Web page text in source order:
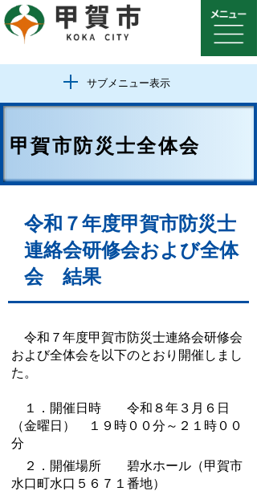
サブメニュー表示
甲賀市防災士全体会
令和７年度甲賀市防災士
連絡会研修会および全体
会 結果
令和７年度甲賀市防災士連絡会研修会
および全体会を以下のとおり開催しまし
た。
１．開催日時 令和８年３月６日
（金曜日） １９時００分～２１時００
分
２．開催場所 碧水ホール（甲賀市
水口町水口５６７１番地）